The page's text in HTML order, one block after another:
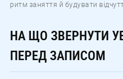
ритм заняття й будувати
НА ЩО ЗВЕРНУТИ
ПЕРЕД ЗАПИСОМ